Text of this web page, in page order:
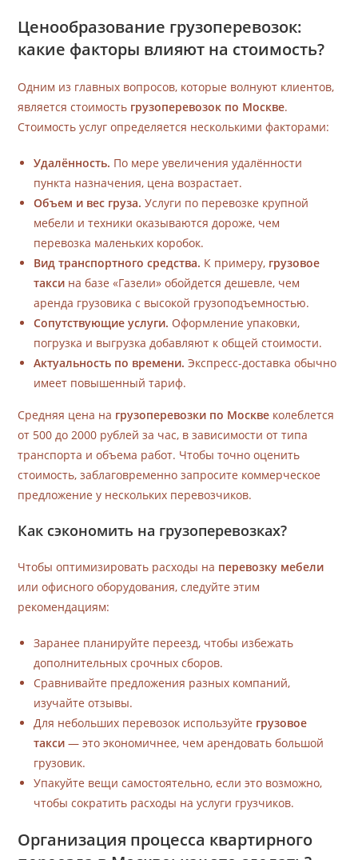
Ценообразование грузоперевозок:
какие факторы влияют на стоимость?
Одним из главных вопросов, которые волнуют клиентов,
является стоимость грузоперевозок по Москве.
Стоимость услуг определяется несколькими факторами:
Удалённость. По мере увеличения удалённости
пункта назначения, цена возрастает.
Объем и вес груза. Услуги по перевозке крупной
мебели и техники оказываются дороже, чем
перевозка маленьких коробок.
Вид транспортного средства. К примеру, грузовое
такси на базе «Газели» обойдется дешевле, чем
аренда грузовика с высокой грузоподъемностью.
Сопутствующие услуги. Оформление упаковки,
погрузка и выгрузка добавляют к общей стоимости.
Актуальность по времени. Экспресс-доставка обычно
имеет повышенный тариф.
Средняя цена на грузоперевозки по Москве колеблется
от 500 до 2000 рублей за час, в зависимости от типа
транспорта и объема работ. Чтобы точно оценить
стоимость, заблаговременно запросите коммерческое
предложение у нескольких перевозчиков.
Как сэкономить на грузоперевозках?
Чтобы оптимизировать расходы на перевозку мебели
или офисного оборудования, следуйте этим
рекомендациям:
Заранее планируйте переезд, чтобы избежать
дополнительных срочных сборов.
Сравнивайте предложения разных компаний,
изучайте отзывы.
Для небольших перевозок используйте грузовое
такси — это экономичнее, чем арендовать большой
грузовик.
Упакуйте вещи самостоятельно, если это возможно,
чтобы сократить расходы на услуги грузчиков.
Организация процесса квартирного